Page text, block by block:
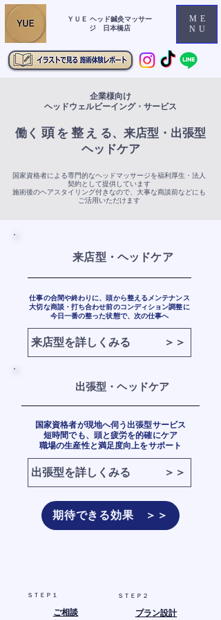
ＹＵＥ ヘッド鍼灸マッサー
ジ 日本橋店
ME
NU
企業様向け
​ヘッドウェルビーイング・サービス
働 く 頭 を 整 え る、来店型・出張型
​ヘッドケア
​国家資格者による専門的なヘッドマッサージを福利厚生・法人
契約として提供しています
​施術後のヘアスタイリング付きなので、大事な商談前などにも
ご活用いただけます
来店型・ヘッドケア
仕事の合間や終わりに、頭から整えるメンテナンス
大切な商談・打ち合わせ前のコンディション調整に
今日一番の整った状態で、次の仕事へ
来店型を詳しくみる ＞＞
出張型・ヘッドケア
国家資格者が現地へ伺う出張型サービス
短時間でも、頭と疲労を的確にケア
職場の生産性と満足度向上をサポート
出張型を詳しくみる ＞＞
期待できる効果 ＞＞
ＳＴＥＰ１
ご相談
ＳＴＥＰ２
プラン設計